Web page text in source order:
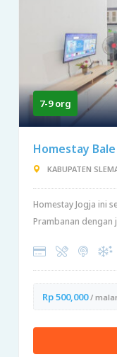
7-9 org
Homestay
KABUPATEN
Homestay Jogja ini
Prambanan dengan
Rp 500,000/